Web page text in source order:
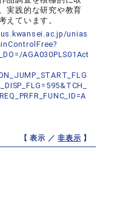
実践的な研究や教育
えています。
unias
AGA030PLS01Act
【 表示 ／非表示 】